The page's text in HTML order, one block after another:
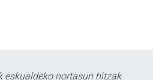
eskualdeko nortasun hitzak